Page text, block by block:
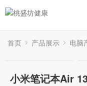
首页 产品展示 电脑
小米笔记本Air